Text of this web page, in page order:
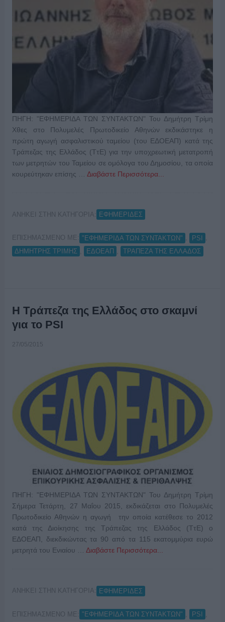
ΠΗΓΗ: "ΕΦΗΜΕΡΙΔΑ ΤΩΝ ΣΥΝΤΑΚΤΩΝ" Του Δημήτρη Τρίμη
Χθες στο Πολυμελές Πρωτοδικείο Αθηνών εκδικάστηκε η
πρώτη αγωγή ασφαλιστικού ταμείου (του ΕΔΟΕΑΠ) κατά της
Τράπεζας της Ελλάδος (ΤτΕ) για την υποχρεωτική μετατροπή
των μετρητών του Ταμείου σε ομόλογα του Δημοσίου, τα οποία
κουρεύτηκαν επίσης … Διαβάστε Περισσότερα...
ΑΝΗΚΕΙ ΣΤΗΝ ΚΑΤΗΓΟΡΙΑ: ΕΦΗΜΕΡΙΔΕΣ
ΕΠΙΣΗΜΑΣΜΕΝΟ ΜΕ: "ΕΦΗΜΕΡΙΔΑ ΤΩΝ ΣΥΝΤΑΚΤΩΝ" PSI
ΔΗΜΗΤΡΗΣ ΤΡΙΜΗΣ
ΕΔΟΕΑΠ ΤΡΑΠΕΖΑ ΤΗΣ ΕΛΛΑΔΟΣ
Η Τράπεζα της Ελλάδος στο σκαμνί
για το PSI
27/05/2015
ΠΗΓΗ: "ΕΦΗΜΕΡΙΔΑ ΤΩΝ ΣΥΝΤΑΚΤΩΝ" Του Δημήτρη Τρίμη
Σήμερα Τετάρτη, 27 Mαΐου 2015, εκδικάζεται στο Πολυμελές
Πρωτοδικείο Αθηνών η αγωγή την οποία κατέθεσε το 2012
κατά της Διοίκησης της Τράπεζας της Ελλάδος (ΤτΕ) ο
ΕΔΟΕΑΠ, διεκδικώντας τα 90 από τα 115 εκατομμύρια ευρώ
μετρητά του Ενιαίου … Διαβάστε Περισσότερα...
ΑΝΗΚΕΙ ΣΤΗΝ ΚΑΤΗΓΟΡΙΑ: ΕΦΗΜΕΡΙΔΕΣ
ΕΠΙΣΗΜΑΣΜΕΝΟ ΜΕ: "ΕΦΗΜΕΡΙΔΑ ΤΩΝ ΣΥΝΤΑΚΤΩΝ" PSI